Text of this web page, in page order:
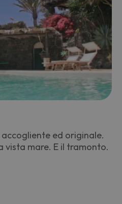
ed originale.
vista mare. E il tramonto.